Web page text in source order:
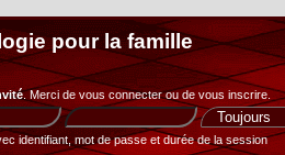
pour la famille
. Merci devous connecterou devous inscrire.
identifiant, mot de passe et durée de la session